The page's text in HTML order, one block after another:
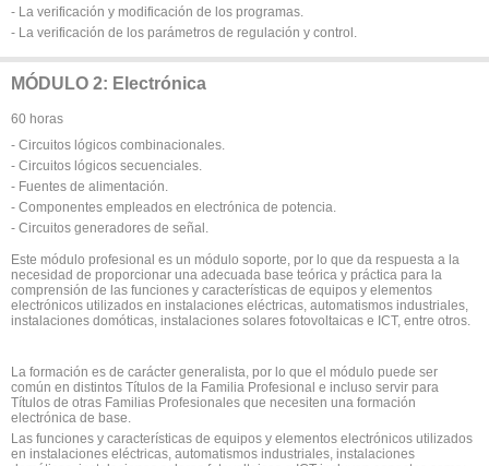
- La verificación y modificación de los programas.
- La verificación de los parámetros de regulación y control.
MÓDULO 2: Electrónica
60 horas
- Circuitos lógicos combinacionales.
- Circuitos lógicos secuenciales.
- Fuentes de alimentación.
- Componentes empleados en electrónica de potencia.
- Circuitos generadores de señal.
Este módulo profesional es un módulo soporte, por lo que da respuesta a la
necesidad de proporcionar una adecuada base teórica y práctica para la
comprensión de las funciones y características de equipos y elementos
electrónicos utilizados en instalaciones eléctricas, automatismos industriales,
instalaciones domóticas, instalaciones solares fotovoltaicas e ICT, entre otros.
La formación es de carácter generalista, por lo que el módulo puede ser
común en distintos Títulos de la Familia Profesional e incluso servir para
Títulos de otras Familias Profesionales que necesiten una formación
electrónica de base.
Las funciones y características de equipos y elementos electrónicos utilizados
en instalaciones eléctricas, automatismos industriales, instalaciones